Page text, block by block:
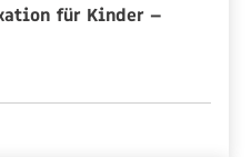
für Kinder –